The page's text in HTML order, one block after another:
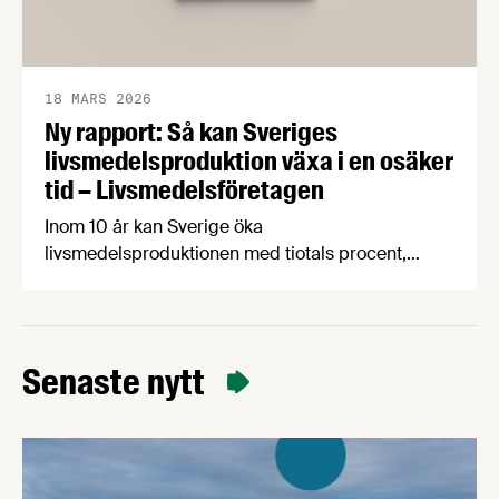
Ny rapport: Så kan Sveriges
livsmedelsproduktion växa i en osäker
tid – Livsmedelsföretagen
18 MARS 2026
Inom 10 år kan Sverige öka
livsmedelsproduktionen med tiotals procent,
biologisk mångfald. Det visar rapporten Grön
av Livsmedelsföretagen, Arla, Lantmännen, Scan
Senaste nytt